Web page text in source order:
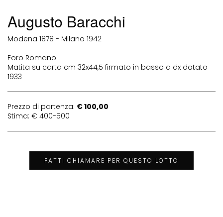
Augusto Baracchi
Modena 1878 - Milano 1942
Foro Romano
Matita su carta cm 32x44,5 firmato in basso a dx datato
1933
Prezzo di partenza: € 100,00
Stima: € 400-500
FATTI CHIAMARE PER QUESTO LOTTO